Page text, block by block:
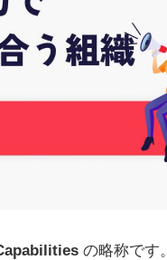
の略称です。